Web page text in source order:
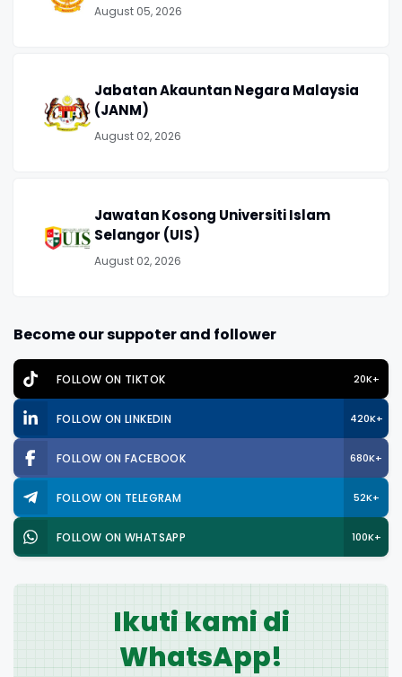
August 05, 2026
Jabatan Akauntan Negara Malaysia
(JANM)
August 02, 2026
Jawatan Kosong Universiti Islam
Selangor (UIS)
August 02, 2026
Become our suppoter and follower
FOLLOW ON TIKTOK 20K+
FOLLOW ON LINKEDIN 420K+
FOLLOW ON FACEBOOK 680K+
FOLLOW ON TELEGRAM 52K+
FOLLOW ON WHATSAPP 100K+
Ikuti kami di
WhatsApp!